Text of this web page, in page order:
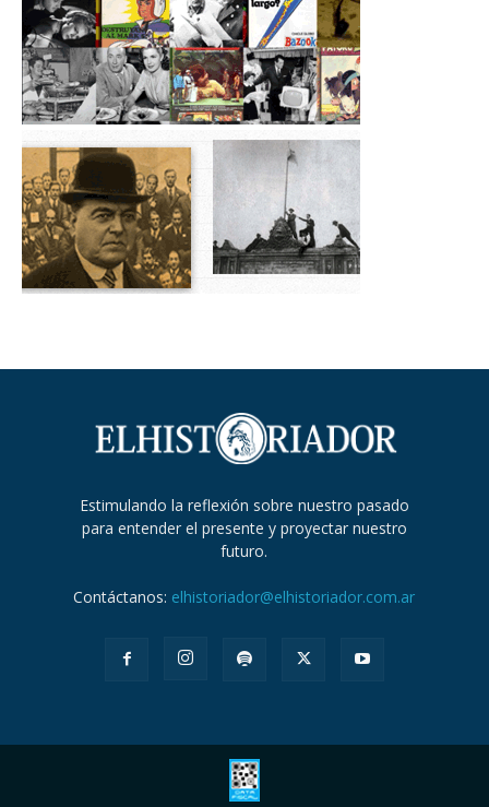
Estimulando la reflexión sobre nuestro pasado
para entender el presente y proyectar nuestro
futuro.
Contáctanos: elhistoriador@elhistoriador.com.ar